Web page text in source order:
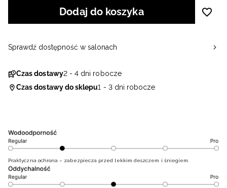
Dodaj do koszyka
Czas dostawy2 - 4 dni robocze
Czas dostawy do sklepu1 - 3 dni robocze
Sprawdź dostępność w salonach
Praktyczna ochrona – zabezpiecza przed lekkim deszczem i śniegiem.